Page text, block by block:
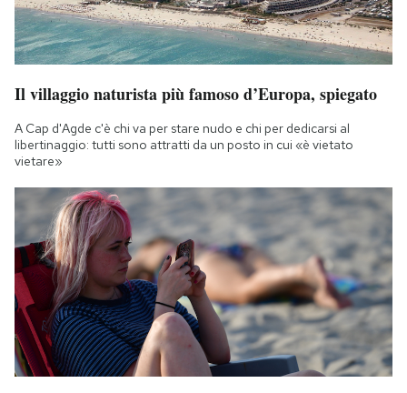
Il villaggio naturista più famoso d’Europa, spiegato
A Cap d'Agde c'è chi va per stare nudo e chi per dedicarsi al
libertinaggio: tutti sono attratti da un posto in cui «è vietato
vietare»